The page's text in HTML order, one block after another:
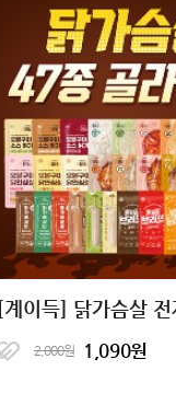
2,000원 1,090원